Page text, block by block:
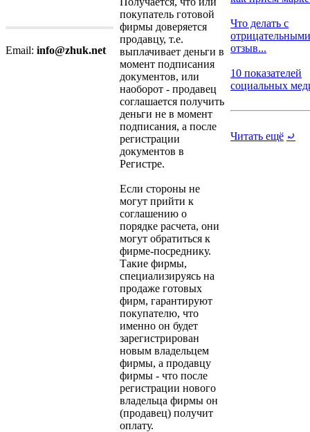
Email: info@zhuk.net
покупатель готовой
фирмы доверяется
продавцу, т.е.
выплачивает деньги в
момент подписания
документов, или
наоборот - продавец
соглашается получить
деньги не в момент
подписания, а после
регистрации
документов в
Регистре.
Если стороны не
могут прийти к
соглашению о
порядке расчета, они
могут обратиться к
фирме-посреднику.
Такие фирмы,
специализируясь на
продаже готовых
фирм, гарантируют
покупателю, что
именно он будет
зарегистрирован
новым владельцем
фирмы, а продавцу
фирмы - что после
регистрации нового
владельца фирмы он
(продавец) получит
оплату.
Что делать с
отрицательными
отзыв...
10 показателей
социальных
Читать ещё ⤾